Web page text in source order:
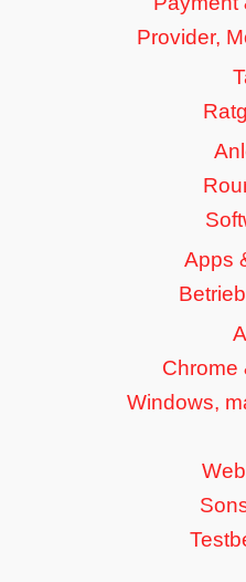
Provider,
Apps
Chrome
Windows,